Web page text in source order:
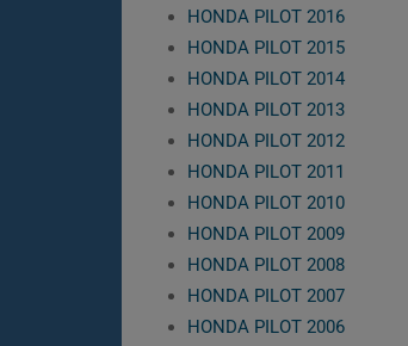
HONDA PILOT 2016
HONDA PILOT 2015
HONDA PILOT 2014
HONDA PILOT 2013
HONDA PILOT 2012
HONDA PILOT 2011
HONDA PILOT 2010
HONDA PILOT 2009
HONDA PILOT 2008
HONDA PILOT 2007
HONDA PILOT 2006